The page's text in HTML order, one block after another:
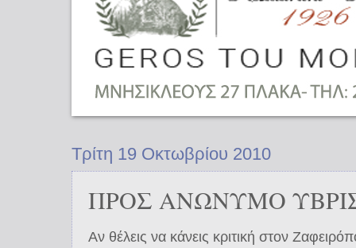
Τρίτη 19 Οκτωβρίου 2010
ΠΡΟΣ ΑΝΩΝΥΜΟ
Αν θέλεις να κάνεις κριτική στον